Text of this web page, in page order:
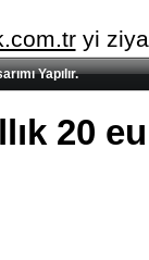
yi
Yapılır.
20